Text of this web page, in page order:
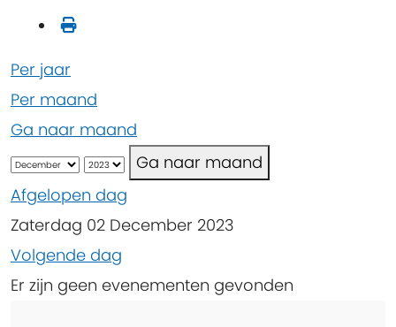
Per jaar
Per maand
Ga naar maand
Ga naar maand
Afgelopen dag
Zaterdag 02 December 2023
Volgende dag
Er zijn geen evenementen gevonden